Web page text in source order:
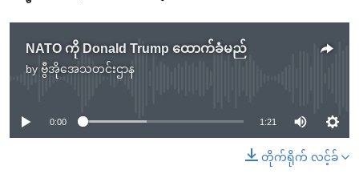
NATO ကို Donald Trump ထောက်ခံမည်
by ဗွီအိုအေသတင်းဌာန
No media source currently available
0:00 1:21
တိုက်ရိုက် လင့်ခ်